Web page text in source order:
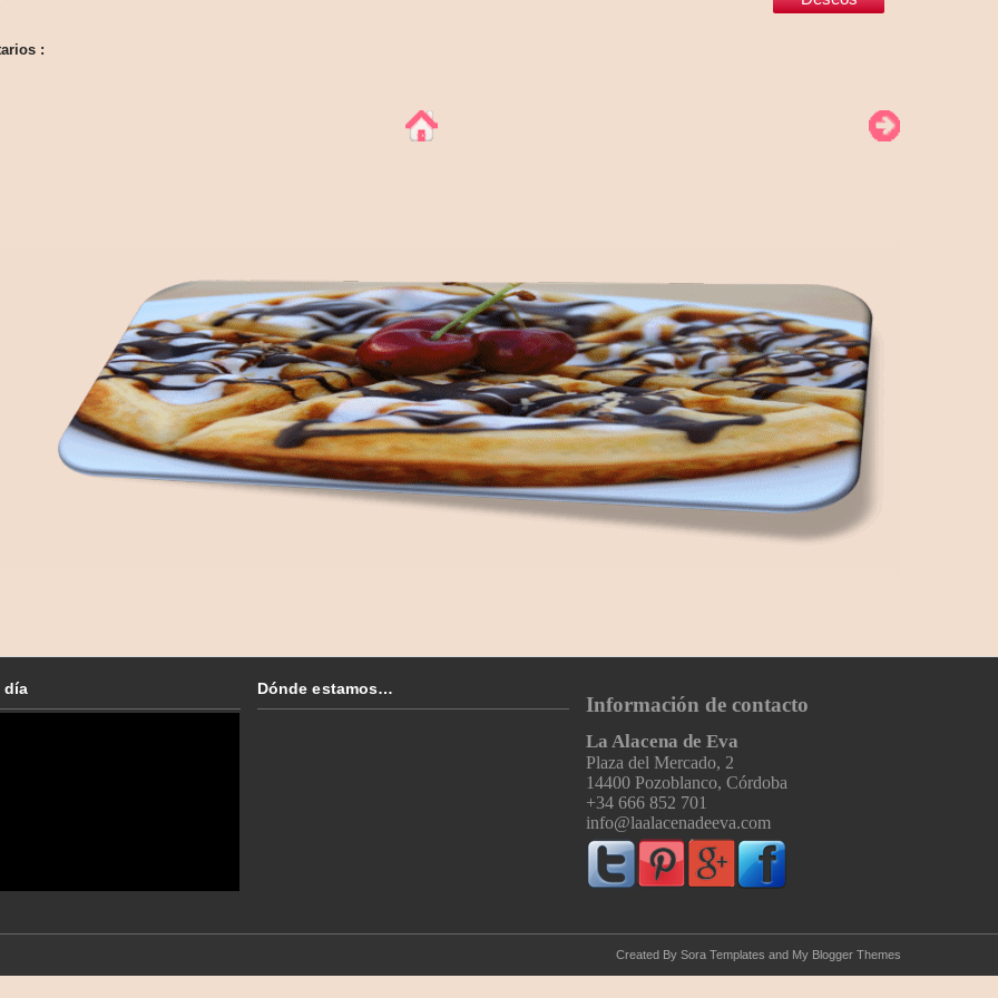
:
día Dónde estamos…
Información de contacto
La Alacena de Eva
Plaza del Mercado, 2
14400 Pozoblanco, Córdoba
+34 666 852 701
info@laalacenadeeva.com
Created By Sora Templates and My Blogger Themes